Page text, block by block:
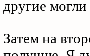
другие
Затем на